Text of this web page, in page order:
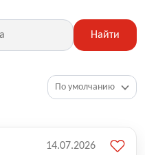
PR, реклама Найти
14.07.2026